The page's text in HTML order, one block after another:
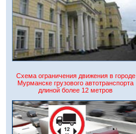
Схема ограничения движения в городе
Мурманске грузового автотранспорта
длиной более 12 метров